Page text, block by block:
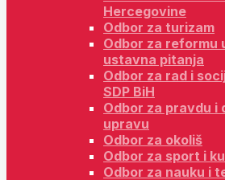
Hercegovine
Odbor za turizam
Odbor za reformu
ustavna pitanja
Odbor za rad i
SDP BiH
Odbor za pravdu i
upravu
Odbor za okoliš
Odbor za sport i
Odbor za nauku i